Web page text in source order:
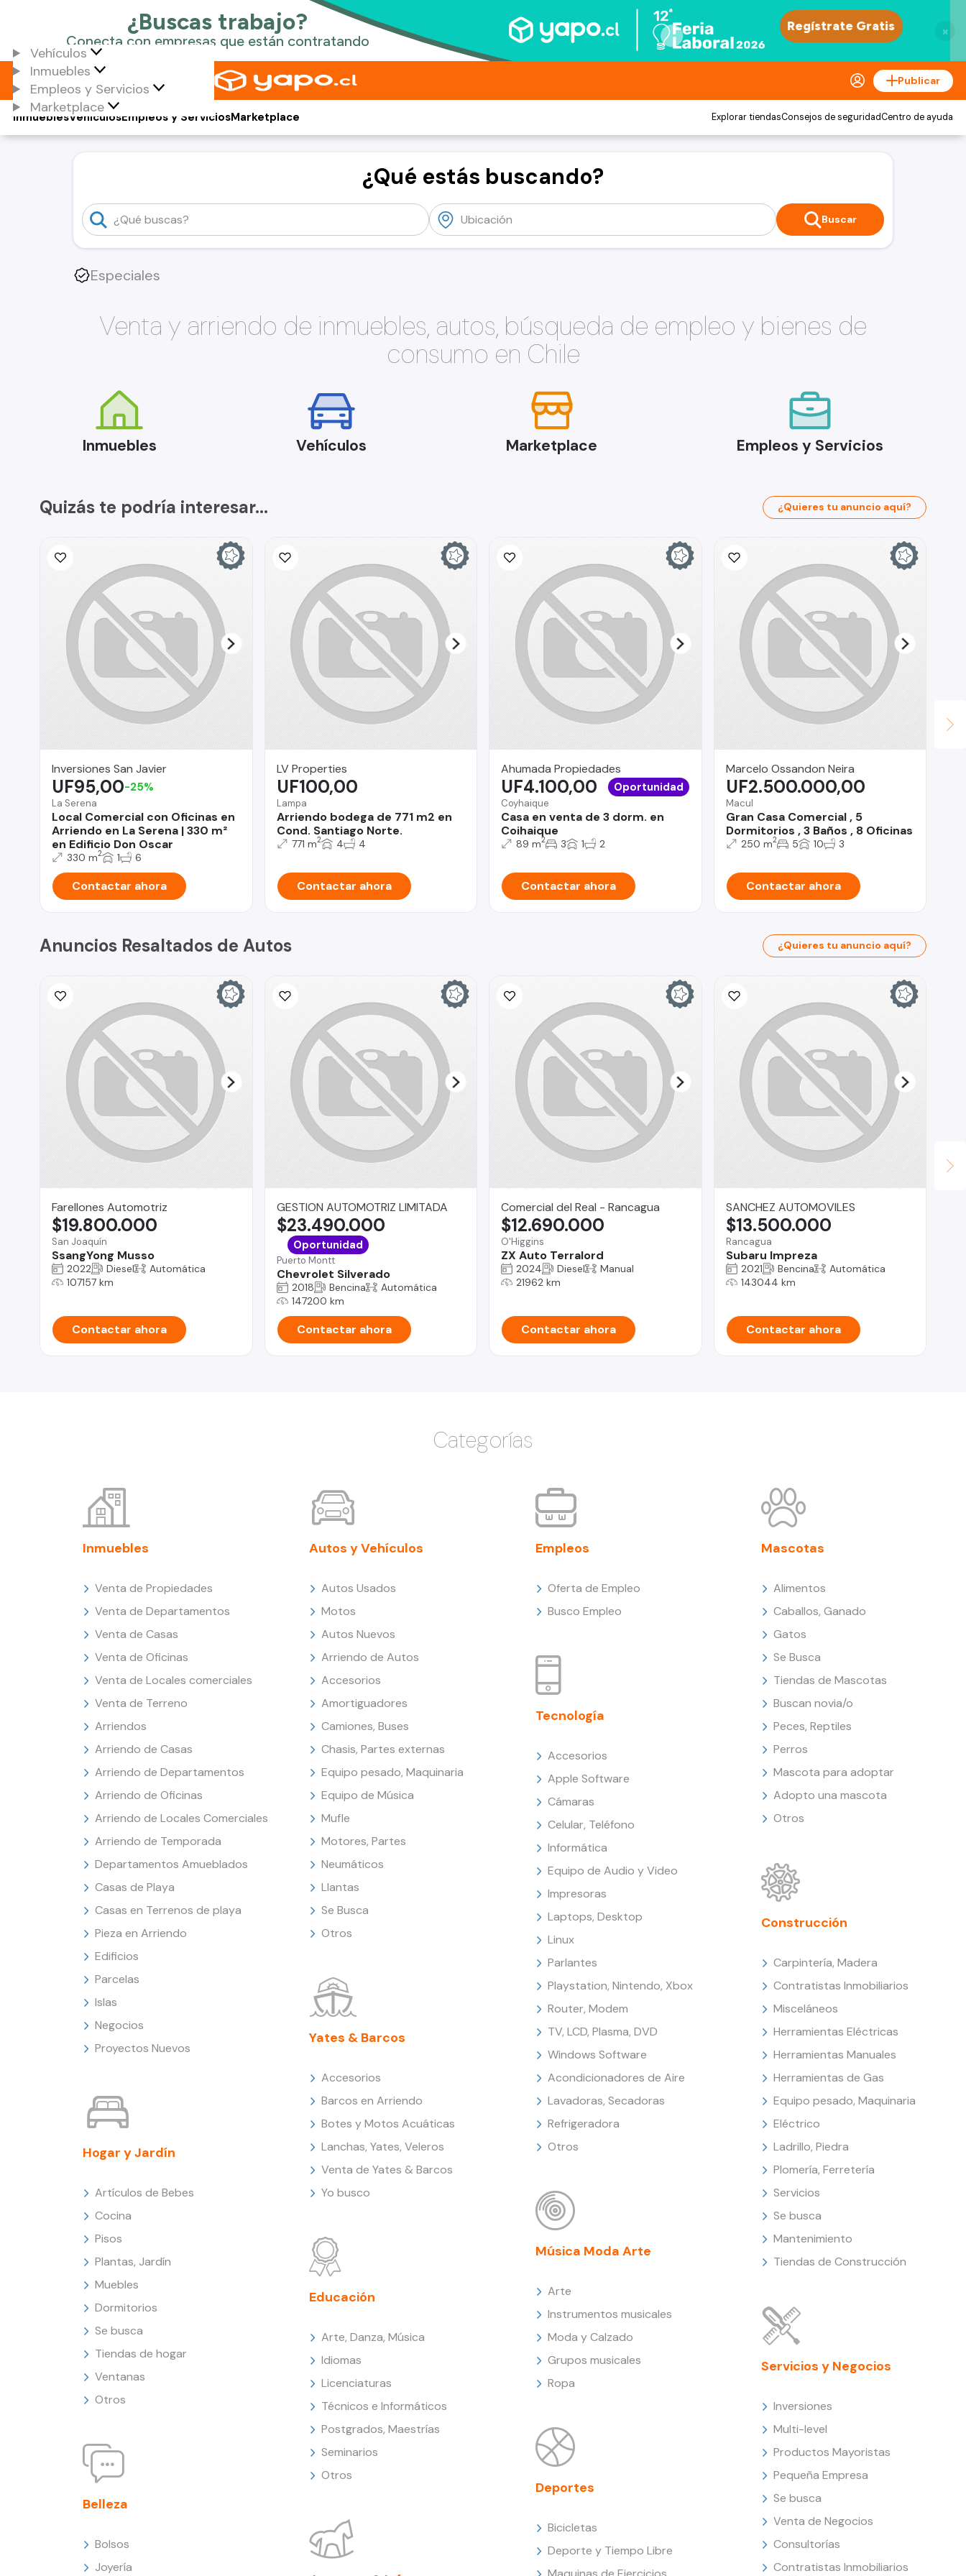
×
Vehículos
Inmuebles
Empleos y Servicios
Marketplace
Publicar
Vehículos
Inmuebles Empleos y ServiciosMarketplace Explorar tiendasConsejos de seguridadCentro de ayuda
¿Qué estás buscando?
Buscar
Especiales
Venta y arriendo de inmuebles, autos, búsqueda de empleo y bienes de
consumo en Chile
Inmuebles Vehículos Marketplace Empleos y Servicios
Quizás te podría interesar... ¿Quieres tu anuncio aquí?
Inversiones San Javier
La Serena
Local Comercial con Oficinas en
Arriendo en La Serena | 330 m²
en Edificio Don Oscar
UF95,00-25%
330 m2 1 6
Contactar ahora
LV Properties
Lampa
Arriendo bodega de 771 m2 en
Cond. Santiago Norte.
UF100,00
771 m2 4 4
Contactar ahora
Ahumada Propiedades
Coyhaique
Casa en venta de 3 dorm. en
Coihaique
UF4.100,00 Oportunidad
89 m2 3 1 2
Contactar ahora
Marcelo Ossandon Neira
Macul
Gran Casa Comercial , 5
Dormitorios , 3 Baños , 8 Oficinas
UF2.500.000,00
250 m2 5 10 3
Contactar ahora
Anuncios Resaltados de Autos ¿Quieres tu anuncio aquí?
Farellones Automotriz
San Joaquín
SsangYong Musso
$19.800.000
2022 Diesel
Automática
107157 km
Contactar ahora
GESTION AUTOMOTRIZ LIMITADA
Puerto Montt
Chevrolet Silverado
$23.490.000
Oportunidad
2018 Bencina
Automática
147200 km
Contactar ahora
Comercial del Real - Rancagua
O'Higgins
ZX Auto Terralord
$12.690.000
2024 Diesel
Manual
21962 km
Contactar ahora
SANCHEZ AUTOMOVILES
Rancagua
Subaru Impreza
$13.500.000
2021 Bencina
Automática
143044 km
Contactar ahora
Categorías
Inmuebles
Venta de Propiedades
Venta de Departamentos
Venta de Casas
Venta de Oficinas
Venta de Locales comerciales
Venta de Terreno
Arriendos
Arriendo de Casas
Arriendo de Departamentos
Arriendo de Oficinas
Arriendo de Locales Comerciales
Arriendo de Temporada
Departamentos Amueblados
Casas de Playa
Casas en Terrenos de playa
Pieza en Arriendo
Edificios
Parcelas
Islas
Negocios
Proyectos Nuevos
Hogar y Jardín
Artículos de Bebes
Cocina
Pisos
Plantas, Jardín
Muebles
Dormitorios
Se busca
Tiendas de hogar
Ventanas
Otros
Belleza
Bolsos
Joyería
Autos y Vehículos
Autos Usados
Motos
Autos Nuevos
Arriendo de Autos
Accesorios
Amortiguadores
Camiones, Buses
Chasis, Partes externas
Equipo pesado, Maquinaria
Equipo de Música
Mufle
Motores, Partes
Neumáticos
Llantas
Se Busca
Otros
Yates & Barcos
Accesorios
Barcos en Arriendo
Botes y Motos Acuáticas
Lanchas, Yates, Veleros
Venta de Yates & Barcos
Yo busco
Educación
Arte, Danza, Música
Idiomas
Licenciaturas
Técnicos e Informáticos
Postgrados, Maestrías
Seminarios
Otros
Empleos
Oferta de Empleo
Busco Empleo
Tecnología
Accesorios
Apple Software
Cámaras
Celular, Teléfono
Informática
Equipo de Audio y Video
Impresoras
Laptops, Desktop
Linux
Parlantes
Playstation, Nintendo, Xbox
Router, Modem
TV, LCD, Plasma, DVD
Windows Software
Acondicionadores de Aire
Lavadoras, Secadoras
Refrigeradora
Otros
Música Moda Arte
Arte
Instrumentos musicales
Moda y Calzado
Grupos musicales
Ropa
Deportes
Bicicletas
Deporte y Tiempo Libre
Mascotas
Alimentos
Caballos, Ganado
Gatos
Se Busca
Tiendas de Mascotas
Buscan novia/o
Peces, Reptiles
Perros
Mascota para adoptar
Adopto una mascota
Otros
Construcción
Carpintería, Madera
Contratistas Inmobiliarios
Misceláneos
Herramientas Eléctricas
Herramientas Manuales
Herramientas de Gas
Equipo pesado, Maquinaria
Eléctrico
Ladrillo, Piedra
Plomería, Ferretería
Servicios
Se busca
Mantenimiento
Tiendas de Construcción
Servicios y Negocios
Inversiones
Multi-level
Productos Mayoristas
Pequeña Empresa
Se busca
Venta de Negocios
Consultorías
Contratistas Inmobiliarios